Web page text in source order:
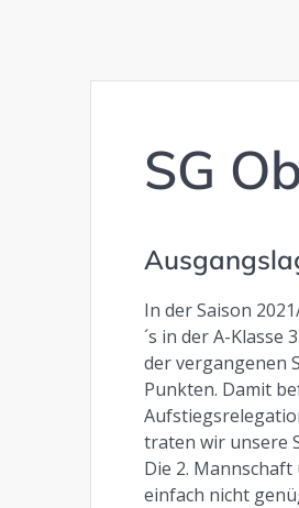
SG
In der Saison
´s in der A-
der vergangenen
Punkten. Damit
traten wir unsere
Die 2.
einfach nicht